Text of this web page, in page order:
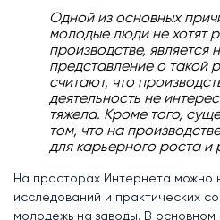
Одной из основных
молодые люди не хотят
производстве, является
представление о такой
считают, что
деятельность не
тяжела. Кроме того,
том, что на
для карьерного роста и
На просторах Интернета можно
исследований и практических
молодежь на заводы. В основном